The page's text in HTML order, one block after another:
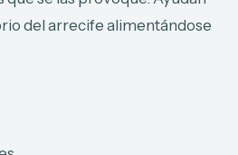
del arrecife alimentándose